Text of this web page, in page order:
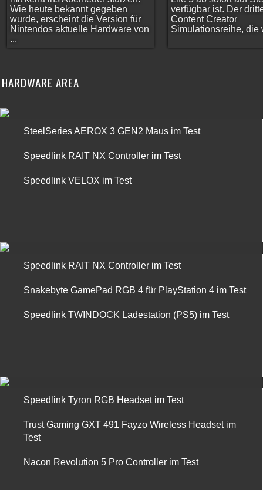
Wie heute bekannt gegeben
wurde, erscheint die Version für
Nintendos aktuelle Hardware von
...
verfügbar ist. Der
Content Creator
Simulationsreihe, die
HARDWARE AREA
SteelSeries AEROX 3 GEN2 Maus im Test
Speedlink RAIT NX Controller im Test
Speedlink VELOX im Test
Speedlink RAIT NX Controller im Test
Snakebyte GamePad RGB 4 für PlayStation 4 im Test
Speedlink TWINDOCK Ladestation (PS5) im Test
Speedlink Tyron RGB Headset im Test
Trust Gaming GXT 491 Fayzo Wireless Headset im
Test
Nacon Revolution 5 Pro Controller im Test